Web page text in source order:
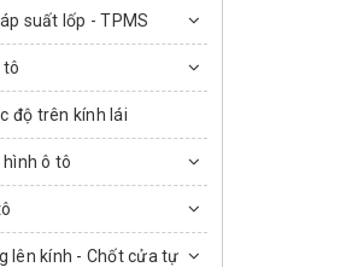
suất lốp - TPMS
tô
độ trên kính lái
hình ô tô
lên kính - Chốt cửa tự